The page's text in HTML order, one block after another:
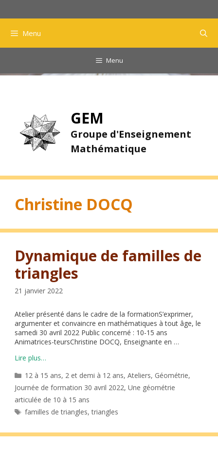
Menu
Menu
GEM
Groupe d'Enseignement
Mathématique
Christine DOCQ
Dynamique de familles de
triangles
21 janvier 2022
Atelier présenté dans le cadre de la formationS’exprimer,
argumenter et convaincre en mathématiques à tout âge, le
samedi 30 avril 2022 Public concerné : 10-15 ans
Animatrices-teursChristine DOCQ, Enseignante en …
Lire plus…
Catégories
12 à 15 ans, 2 et demi à 12 ans,Ateliers, Géométrie,
Journée de formation 30 avril 2022, Une géométrie
articulée de 10 à 15 ans
Étiquettes
familles de triangles,triangles